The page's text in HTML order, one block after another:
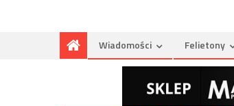
Wiadomości Felietony